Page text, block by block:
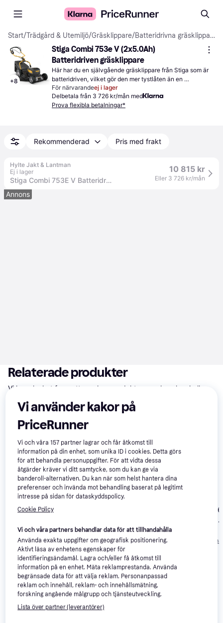
Start/Trädgård & Utemiljö/Gräsklippare/ Batteridrivna gräsklippare
+8
Stiga Combi 753e V (2x5.0Ah)
Batteridriven gräsklippare
Här har du en självgående gräsklippare från Stiga som är
batteridriven, vilket gör den mer tystlåten än en
bensindriven modell. Den maximala klipphöjden på 80 mm
passar bra för dig som trivs med ett något högre gräs.
För närvarandeej i lager
Delbetala från 3 726 kr/mån med
Prova flexibla betalningar*
Rekommenderad Pris med frakt
Hylte Jakt & Lantman
Ej i lager
Stiga Combi 753E V Batteridriven Gräsklippare - Svart/Gul
10 815 kr
Eller 3 726 kr/mån
Annons
Relaterade produkter
Vi har plockat fram ett urval av produkter som kanske skulle
Husqvarna LC 347iVX
Solo Batteridriven
gräsklippare
8 790 kr
Dewalt
6 000 kr
Makita
Från 3 505 kr/
Om produkten
Lägsta pris på Stiga Combi 753e V (2x5.0Ah)
Batteridriven gräsklippare
är
, vilket är det billigaste
priset just nu hos 1 butik.
Vi använder kakor på
PriceRunner
Vi och våra157 partner lagrar och får åtkomst till
information på din enhet, som unika ID i cookies. Detta görs
för att behandla personuppgifter. För att vidta dessa
åtgärder kräver vi ditt samtycke, som du kan ge via
banderoll-alternativen. Du kan när som helst hantera dina
preferenser och invända mot behandling baserat på legitimt
intresse på sidan för dataskyddspolicy.
Cookie Policy
Vi och våra partners behandlar data för att tillhandahålla
Använda exakta uppgifter om geografisk positionering.
Aktivt läsa av enhetens egenskaper för
identifieringsändamål. Lagra och/eller få åtkomst till
information på en enhet. Mäta reklamprestanda. Använda
begränsade data för att välja reklam. Personanpassad
reklam och innehåll, reklam- och innehållsmätning,
forskning angående målgrupp och tjänsteutveckling.
Lista över partner (leverantörer)